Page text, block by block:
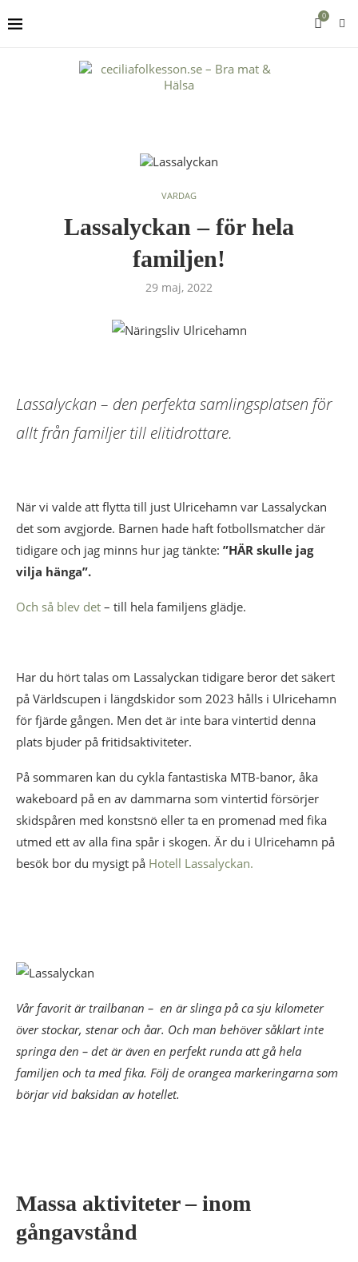
0
VARDAG
Lassalyckan – för hela
familjen!
29 maj, 2022
Lassalyckan – den perfekta samlingsplatsen för
allt från familjer till elitidrottare.
När vi valde att flytta till just Ulricehamn var Lassalyckan
det som avgjorde. Barnen hade haft fotbollsmatcher där
tidigare och jag minns hur jag tänkte: ”HÄR skulle jag
vilja hänga”.
Och så blev det – till hela familjens glädje.
Har du hört talas om Lassalyckan tidigare beror det säkert
på Världscupen i längdskidor som 2023 hålls i Ulricehamn
för fjärde gången. Men det är inte bara vintertid denna
plats bjuder på fritidsaktiviteter.
På sommaren kan du cykla fantastiska MTB-banor, åka
wakeboard på en av dammarna som vintertid försörjer
skidspåren med konstsnö eller ta en promenad med fika
utmed ett av alla fina spår i skogen. Är du i Ulricehamn på
besök bor du mysigt på Hotell Lassalyckan.
Vår favorit är trailbanan – en är slinga på ca sju kilometer
över stockar, stenar och åar. Och man behöver såklart inte
springa den – det är även en perfekt runda att gå hela
familjen och ta med fika. Följ de orangea markeringarna som
börjar vid baksidan av hotellet.
Massa aktiviteter – inom
gångavstånd